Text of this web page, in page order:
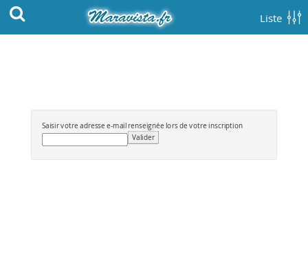
Liste
Saisir votre adresse e-mail renseignée lors de votre inscription